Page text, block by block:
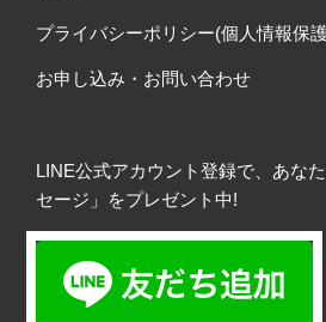
プライバシーポリシー(個人情報保
お申し込み・お問い合わせ
LINE公式アカウント登録で、あな
セージ」をプレゼント中!